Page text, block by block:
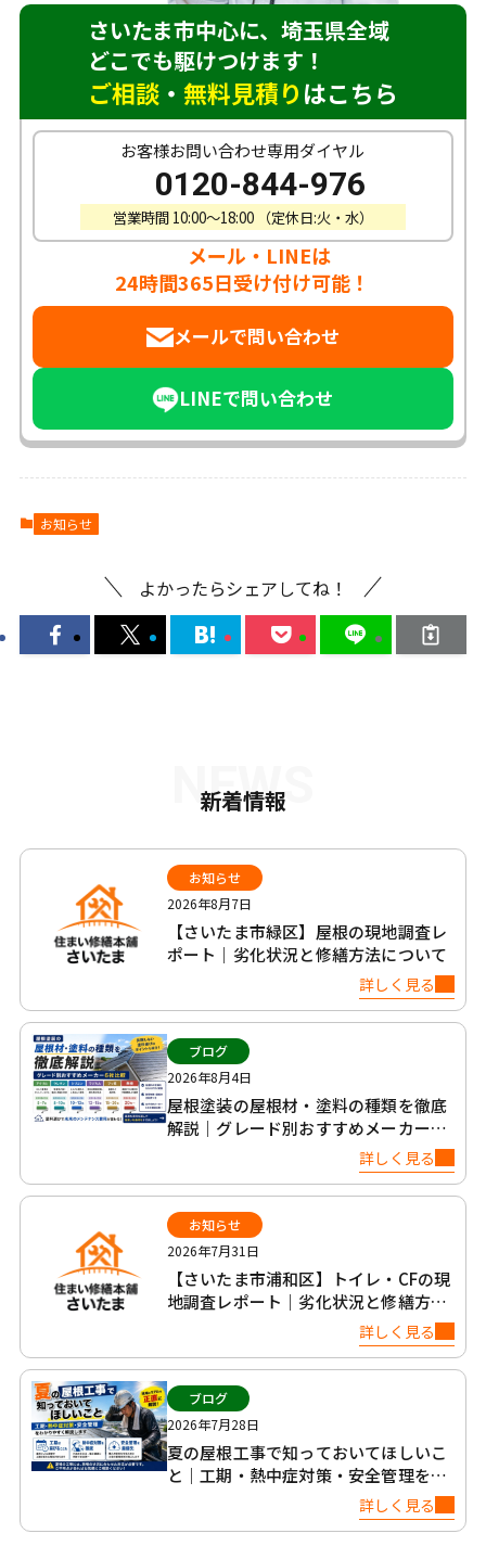
さいたま市中心に、埼玉県全域
どこでも駆けつけます！
ご相談 ・ 無料見積りはこちら
お客様お問い合わせ専用ダイヤル
0120-844-976
営業時間 10:00〜18:00 （定休日:火・水）
メール・LINEは
24時間365日受け付け可能！
メールで問い合わせ
LINEで問い合わせ
お知らせ
よかったらシェアしてね！
NEWS
新着情報
お知らせ
2026年8月7日
【さいたま市緑区】屋根の現地調査レ
ポート｜劣化状況と修繕方法について
詳しく見る
ブログ
2026年8月4日
屋根塗装の屋根材・塗料の種類を徹底
解説｜グレード別おすすめメーカー6
詳しく見る
お知らせ
2026年7月31日
【さいたま市浦和区】トイレ・CFの現
地調査レポート｜劣化状況と修繕方法
詳しく見る
ブログ
2026年7月28日
夏の屋根工事で知っておいてほしいこ
と｜工期・熱中症対策・安全管理を正
詳しく見る